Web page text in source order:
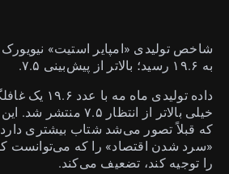
شاخص تولیدی «امپایر استیت» نیویورک
به ۱۹.۶ رسید؛ بالاتر از پیش‌بینی ۷.۵.
داده تولیدی ماه
خیلی بالاتر از انتظار
که قبلاً تصور می‌شد شتاب بیشتری
«سرد شدن اقتصاد» را که می‌توانست
را توجیه کند، تضعیف می‌کند.